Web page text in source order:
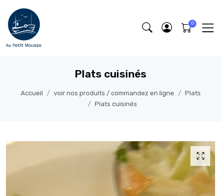
Plats cuisinés
Accueil voir nos produits / commandez en ligne
Plats
Plats cuisinés